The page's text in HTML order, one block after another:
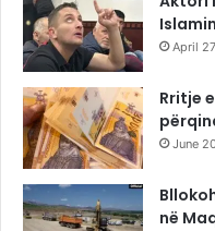
April
Rritje
June
në